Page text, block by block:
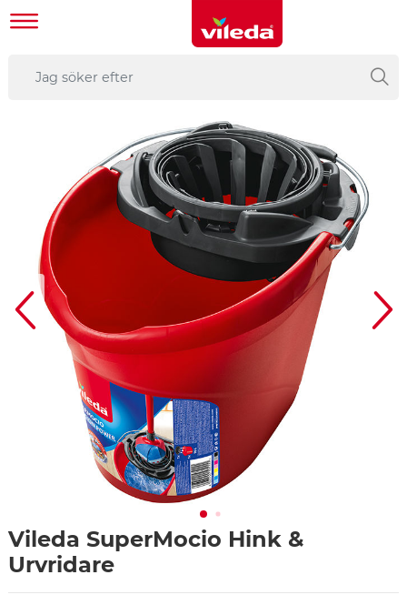
Vileda SuperMocio Hink &
Urvridare